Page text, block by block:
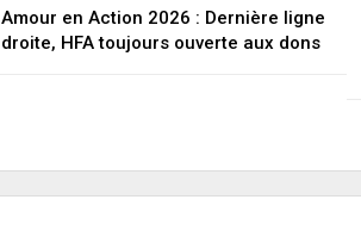
Amour en Action 2026 : Dernière ligne
droite, HFA toujours ouverte aux dons